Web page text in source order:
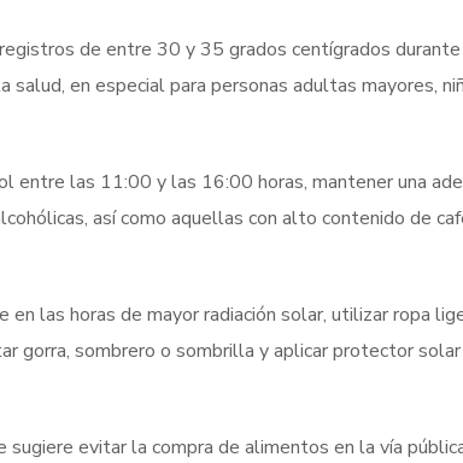
de entre 30 y 35 grados centígrados
en especial para personas adultas mayores,
entre las 11:00 y las 16:00 horas, mantener una
así como aquellas con alto contenido de
las horas de mayor radiación solar, utilizar ropa
gorra, sombrero o sombrilla y aplicar protector solar
evitar la compra de alimentos en la vía